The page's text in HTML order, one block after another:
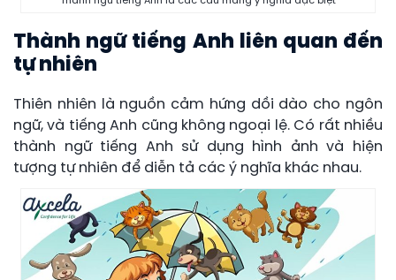
Thành ngữ tiếng Anh liên quan đến
tự nhiên
Thiên nhiên là nguồn cảm hứng dồi dào cho ngôn
ngữ, và tiếng Anh cũng không ngoại lệ. Có rất nhiều
thành ngữ tiếng Anh sử dụng hình ảnh và hiện
tượng tự nhiên để diễn tả các ý nghĩa khác nhau.